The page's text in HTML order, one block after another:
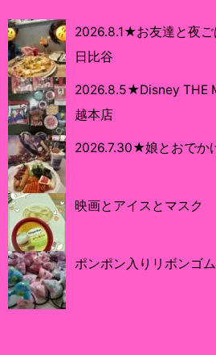
2026.8.1★お友達と夜
日比谷
2026.8.5★Disney THE
越本店
2026.7.30★娘とおでか
映画とアイスとマスク
ポンポン入りリボンゴム